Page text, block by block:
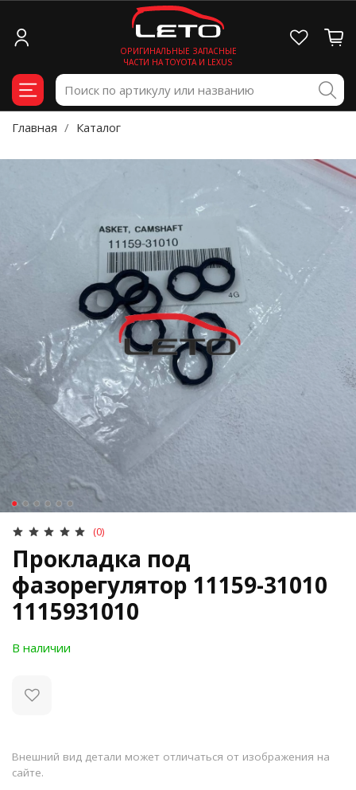
ОРИГИНАЛЬНЫЕ ЗАПАСНЫЕ
ЧАСТИ НА TOYOTA И LEXUS
Главная Каталог
(0)
Прокладка под
фазорегулятор 11159-31010
1115931010
В наличии
Внешний вид детали может отличаться от изображения на
сайте.